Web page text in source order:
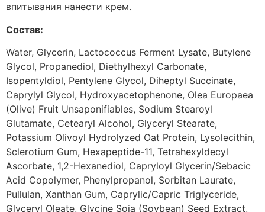
впитывания нанести крем.
Состав:
Water, Glycerin, Lactococcus Ferment Lysate, Butylene
Glycol, Propanediol, Diethylhexyl Carbonate,
Isopentyldiol, Pentylene Glycol, Diheptyl Succinate,
Caprylyl Glycol, Hydroxyacetophenone, Olea Europaea
(Olive) Fruit Unsaponifiables, Sodium Stearoyl
Glutamate, Cetearyl Alcohol, Glyceryl Stearate,
Potassium Olivoyl Hydrolyzed Oat Protein, Lysolecithin,
Sclerotium Gum, Hexapeptide-11, Tetrahexyldecyl
Ascorbate, 1,2-Hexanediol, Capryloyl Glycerin/Sebacic
Acid Copolymer, Phenylpropanol, Sorbitan Laurate,
Pullulan, Xanthan Gum, Caprylic/Capric Triglyceride,
Glyceryl Oleate, Glycine Soja (Soybean) Seed Extract,